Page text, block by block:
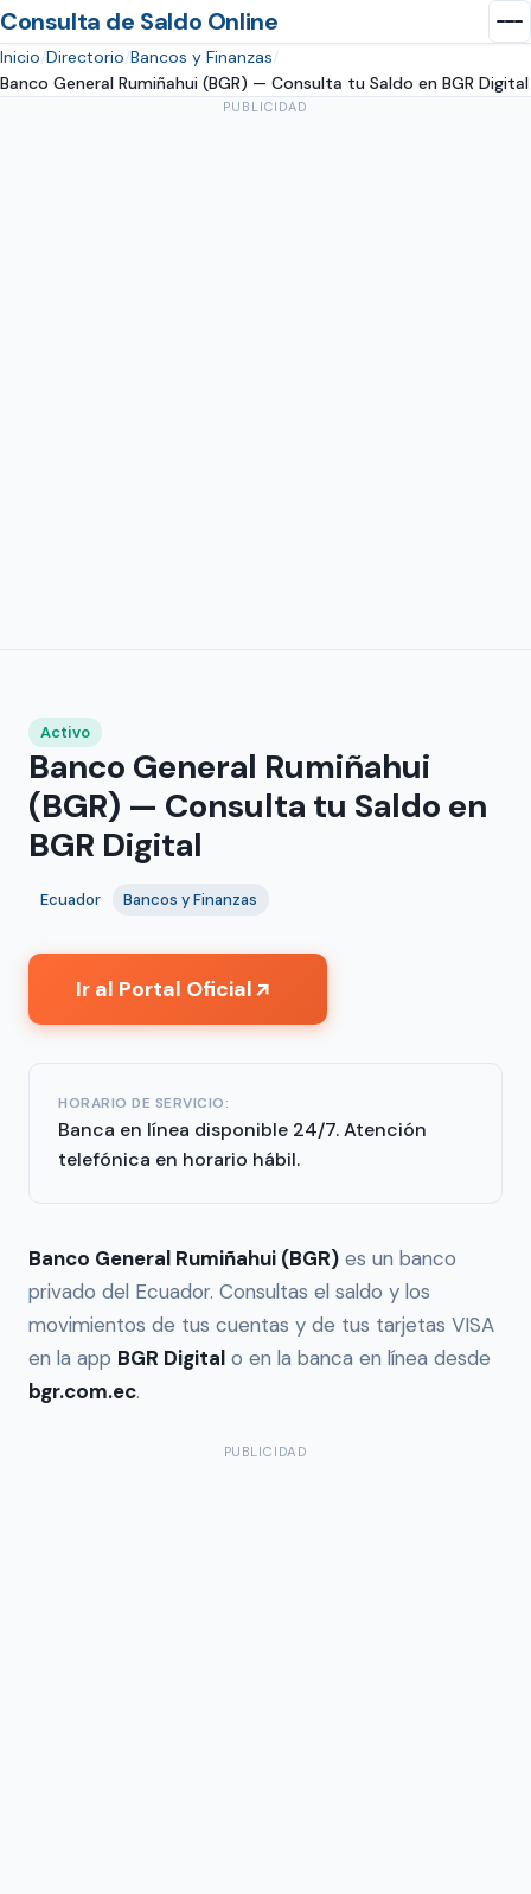
Consulta de Saldo Online
Inicio Directorio Bancos y Finanzas
Banco General Rumiñahui (BGR) — Consulta tu Saldo en BGR Digital
PUBLICIDAD
Activo
Banco General Rumiñahui
(BGR) — Consulta tu Saldo en
BGR Digital
Ecuador Bancos y Finanzas
Ir al Portal Oficial↗
HORARIO DE SERVICIO:
Banca en línea disponible 24/7. Atención
telefónica en horario hábil.
Banco General Rumiñahui (BGR) es un banco
privado del Ecuador. Consultas el saldo y los
movimientos de tus cuentas y de tus tarjetas VISA
en la app BGR Digital o en la banca en línea desde
bgr.com.ec.
PUBLICIDAD